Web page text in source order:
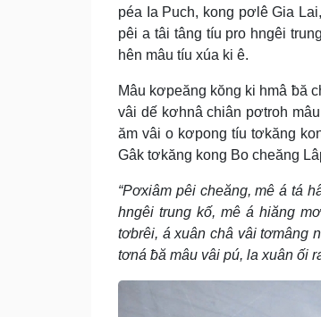
péa Ia Puch, kong pơlê Gia
pêi a tâi tâng tíu pro hngêi
hên mâu tíu xúa ki ê.
Mâu kơpeăng kŏng ki hmâ ƀă
vâi dế kơhnâ chiân pơtroh
ăm vâi o kơpong tíu tơkăng
Gâk tơkăng kong Bo cheăng
“Pơxiâm pêi cheăng, mê á tá
hngêi trung kố, mê á hiăng
tơbrêi, á xuân châ vâi tơmâng
tơná ƀă mâu vâi pú, la xuân ối